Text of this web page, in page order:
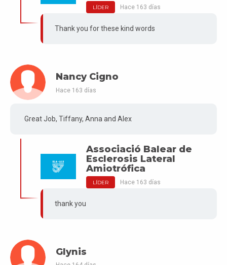
LÍDER Hace 163 días
Thank you for these kind words
Nancy Cigno
Hace 163 días
Great Job, Tiffany, Anna and Alex
Associació Balear de
Esclerosis Lateral
Amiotrófica
LÍDER Hace 163 días
thank you
Glynis